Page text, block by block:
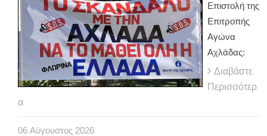
Επιστολή της
Επιτροπής
Αγώνα
Αχλάδας:
Διαβάστε
Περισσότερ
α
06 Αύγουστος 2026